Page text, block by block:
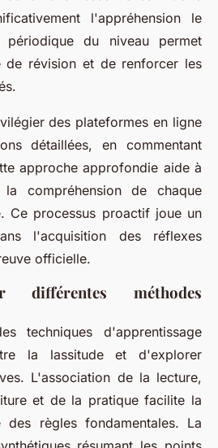
l'appréhension le
du niveau permet
de révision et de renforcer les
des plateformes en ligne
détaillées, en commentant
approche approfondie aide à
la compréhension de chaque
Ce processus proactif joue un
l'acquisition des réflexes
officielle.
différentes méthodes
techniques d'apprentissage
la lassitude et d'explorer
L'association de la lecture,
et de la pratique facilite la
des règles fondamentales. La